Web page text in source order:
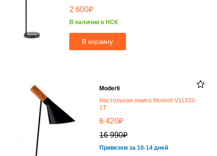
2 600₽
В наличии в НСК
В корзину
Moderli
Настольная лампа Moderli V11333-
1T
6 420₽
16 990₽
Привезем за 10-14 дней